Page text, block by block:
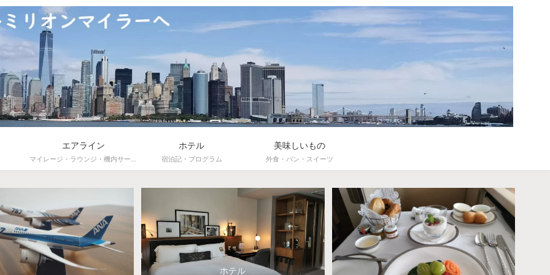
エアライン
マイレージ・ラウンジ・機内サービス
ホテル
宿泊記・プログラム
美味しいもの
外食・パン・スイーツ
ホテル